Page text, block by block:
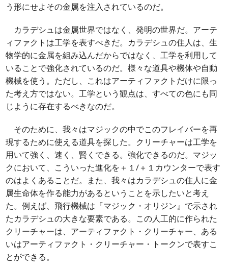
う形にせよその金属を注入されているのだ。
カラデシュは金属世界ではなく、発明の世界だ。アーテ
ィファクトは工学を表すべきだ。カラデシュの住人は、生
物学的に金属を組み込んだからではなく、工学を利用して
いることで強化されているのだ。様々な道具や機体や自動
機械を使う。ただし、これはアーティファクトだけに限っ
た考え方ではない。工学という観点は、すべての色にも同
じように存在するべきなのだ。
そのために、我々はマジックの中でこのフレイバーを再
現するために使える道具を探した。クリーチャーは工学を
用いて強く、速く、賢くできる。強化できるのだ。マジッ
クにおいて、こういった進化を＋１/＋１カウンターで表す
のはよくあることだ。また、我々はカラデシュの住人に金
属生命体を作る能力があるということを示したいと考え
た。例えば、飛行機械は『マジック・オリジン』で示され
たカラデシュの大きな要素である。この人工的に作られた
クリーチャーは、アーティファクト・クリーチャー、ある
いはアーティファクト・クリーチャー・トークンで表すこ
とができる。